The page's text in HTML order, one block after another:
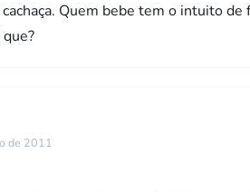
Quem bebe tem o intuito de
de 2011